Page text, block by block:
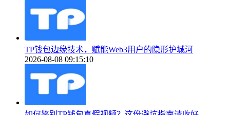
TP钱包边缘技术，赋能Web3用户的隐形护城河
2026-08-08 09:15:10